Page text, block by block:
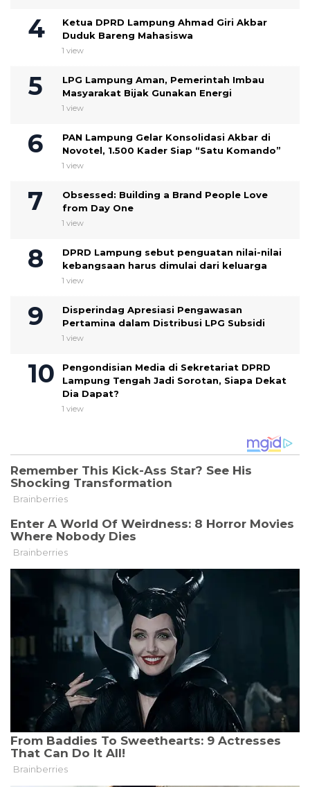
Ketua DPRD Lampung Ahmad Giri Akbar
Duduk Bareng Mahasiswa
1 view
LPG Lampung Aman, Pemerintah Imbau
Masyarakat Bijak Gunakan Energi
1 view
PAN Lampung Gelar Konsolidasi Akbar di
Novotel, 1.500 Kader Siap “Satu Komando”
1 view
Obsessed: Building a Brand People Love
from Day One
1 view
DPRD Lampung sebut penguatan nilai-nilai
kebangsaan harus dimulai dari keluarga
1 view
Disperindag Apresiasi Pengawasan
Pertamina dalam Distribusi LPG Subsidi
1 view
Pengondisian Media di Sekretariat DPRD
Lampung Tengah Jadi Sorotan, Siapa Dekat
Dia Dapat?
1 view